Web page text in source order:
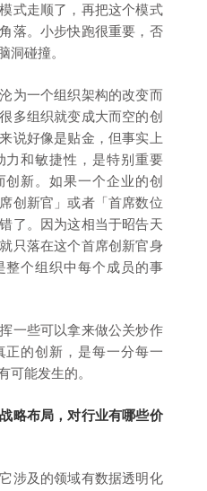
式走顺了，再把这个模式
落。小步快跑很重要，否
洞碰撞。
为一个组织架构的改变而
多组织就变成大而空的创
说好像是贴金，但事实上
力和敏捷性，是特别重要
创新。如果一个企业的创
创新官」或者「首席数位
了。因为这相当于昭告天
只落在这个首席创新官身
整个组织中每个成员的事
一些可以拿来做公关炒作
的创新，是每一分每一
可能发生的。
略布局，对行业有哪些价
涉及的领域有数据透明化